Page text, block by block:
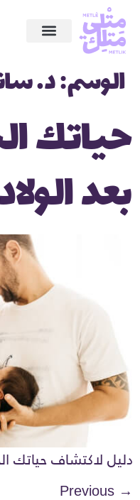
الوسم:د.
حياتك
بعد
دليل لاكتشاف حياتك
→